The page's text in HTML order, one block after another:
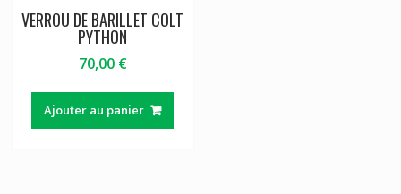
VERROU DE BARILLET COLT
PYTHON
70,00 €
Ajouter au panier